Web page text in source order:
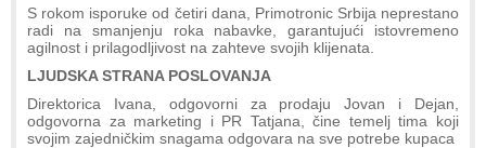
S rokom isporuke od četiri dana, Primotronic Srbija neprestano
radi na smanjenju roka nabavke, garantujući istovremeno
agilnost i prilagodljivost na zahteve svojih klijenata.
LJUDSKA STRANA POSLOVANJA
Direktorica Ivana, odgovorni za prodaju Jovan i Dejan,
odgovorna za marketing i PR Tatjana, čine temelj tima koji
svojim zajedničkim snagama odgovara na sve potrebe kupaca